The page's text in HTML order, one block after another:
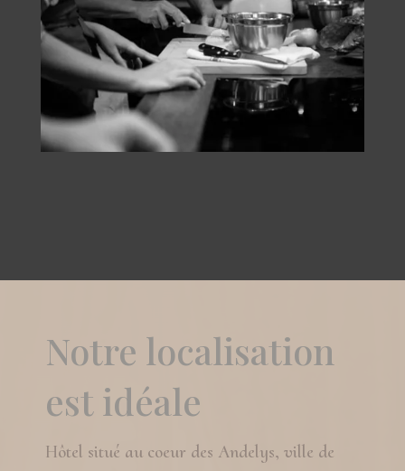
Notre localisation
est idéale
Hôtel situé au coeur des Andelys, ville de